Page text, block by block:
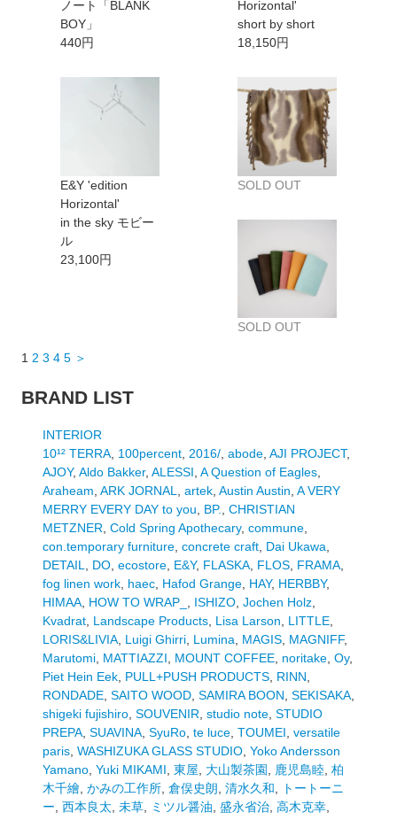
ノート「BLANK
BOY」
440円
Horizontal'
short by short
18,150円
E&Y 'edition
Horizontal'
in the sky モビー
ル
23,100円
SOLD OUT
SOLD OUT
1 2 3 4 5 ＞
BRAND LIST
INTERIOR
10¹² TERRA, 100percent, 2016/, abode, AJI PROJECT,
AJOY, Aldo Bakker, ALESSI, A Question of Eagles,
Araheam, ARK JORNAL, artek, Austin Austin, A VERY
MERRY EVERY DAY to you, BP., CHRISTIAN
METZNER, Cold Spring Apothecary, commune,
con.temporary furniture, concrete craft, Dai Ukawa,
DETAIL, DO, ecostore, E&Y, FLASKA, FLOS, FRAMA,
fog linen work, haec, Hafod Grange, HAY, HERBBY,
HIMAA, HOW TO WRAP_ , ISHIZO, Jochen Holz,
Kvadrat, Landscape Products, Lisa Larson, LITTLE,
LORIS&LIVIA, Luigi Ghirri, Lumina, MAGIS, MAGNIFF,
Marutomi, MATTIAZZI, MOUNT COFFEE, noritake, Oy,
Piet Hein Eek, PULL+PUSH PRODUCTS, RINN,
RONDADE, SAITO WOOD, SAMIRA BOON, SEKISAKA,
shigeki fujishiro, SOUVENIR, studio note, STUDIO
PREPA, SUAVINA, SyuRo, te luce, TOUMEI, versatile
paris, WASHIZUKA GLASS STUDIO, Yoko Andersson
Yamano, Yuki MIKAMI, 東屋, 大山製茶園, 鹿児島睦, 柏
木千繪, かみの工作所, 倉俣史朗, 清水久和,
トートーニ
ー, 西本良太, 未草, ミツル醤油, 盛永省治, 高木克幸,